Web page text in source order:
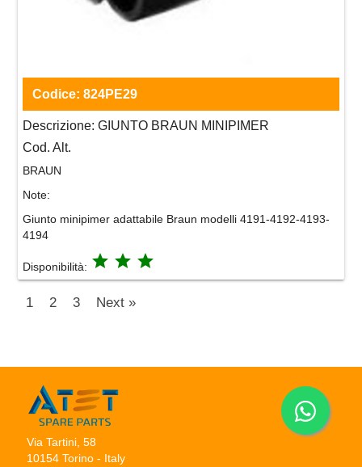
Codice: 824PE29
Descrizione: GIUNTO BRAUN MINIPIMER
Cod. Alt.
BRAUN
Note:
Giunto minipimer adattabile Braun modelli 4191-4192-4193-
4194
Disponibilità: grade grade grade
1 2 3 Next »
Via Tartini, 58
10154 Torino - Italy